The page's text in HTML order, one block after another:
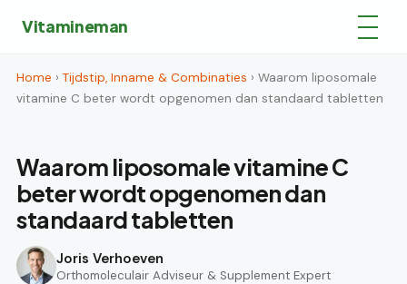
Vitamineman
Home › Tijdstip, Inname & Combinaties › Waarom liposomale
vitamine C beter wordt opgenomen dan standaard tabletten
Waarom liposomale vitamine C
beter wordt opgenomen dan
standaard tabletten
Joris Verhoeven
Orthomoleculair Adviseur & Supplement Expert